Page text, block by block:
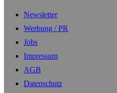
Newsletter
Werbung / PR
Jobs
Impressum
AGB
Datenschutz